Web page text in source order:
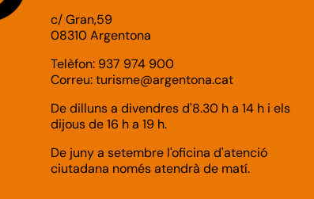
c/ Gran,59
08310 Argentona
Telèfon: 937 974 900
Correu:turisme@argentona.cat
De dilluns a divendres d'8.30 h a 14 h i els
dijous de 16 h a 19 h.
De juny a setembre l'oficina d'atenció
ciutadana només atendrà de matí.